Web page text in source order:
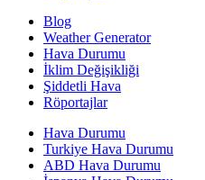
Blog
Weather Generator
Hava Durumu
İklim Değişikliği
Şiddetli Hava
Röportajlar
Hava Durumu
Turkiye Hava Durumu
ABD Hava Durumu